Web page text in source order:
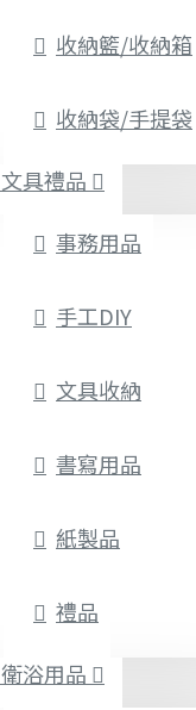
收納籃/收納箱
收納袋/手提袋
文具禮品
事務用品
手工DIY
文具收納
書寫用品
紙製品
禮品
衛浴用品